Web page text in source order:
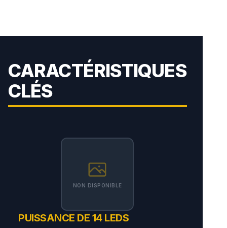
CARACTÉRISTIQUES
CLÉS
NON DISPONIBLE
PUISSANCE DE 14 LEDS